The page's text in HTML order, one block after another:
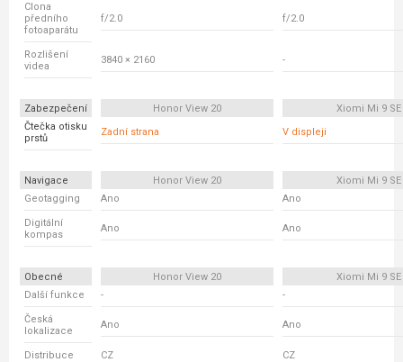
Clona
předního
fotoaparátu
f/2.0 f/2.0
Rozlišení
videa
3840 × 2160 -
Zabezpečení Honor View 20
Xiomi Mi 9 SE
Čtečka otisku
prstů
Zadní strana V displeji
Navigace Honor View 20
Xiomi Mi 9 SE
Geotagging
Ano Ano
Digitální
kompas
Ano Ano
Obecné Honor View 20
Xiomi Mi 9 SE
Další funkce
- -
Česká
lokalizace
Ano Ano
Distribuce CZ CZ